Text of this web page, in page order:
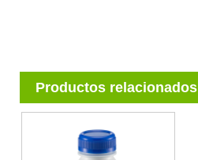
Productos relacionados